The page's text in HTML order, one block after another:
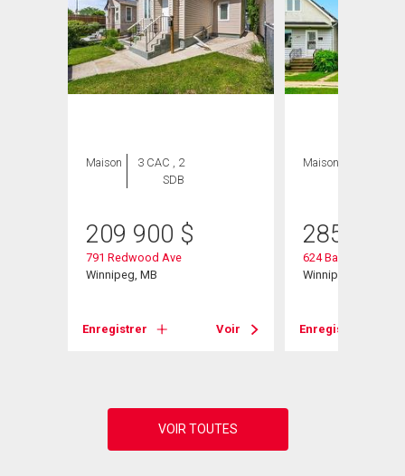
Maison
3 CAC , 2
SDB
209 900 $
791 Redwood Ave
Winnipeg, MB
Enregistrer Voir
Maison
285 000
624 Bannerman Ave
Winnipeg, MB
Enregistrer